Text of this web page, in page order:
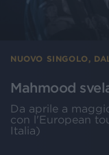
NUOVO SINGOLO,
Mahmood
Da aprile a
con l'European
Italia)